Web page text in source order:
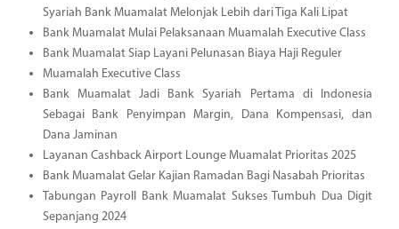
Syariah Bank Muamalat Melonjak Lebih dari Tiga Kali Lipat
Bank Muamalat Mulai Pelaksanaan Muamalah Executive Class
Bank Muamalat Siap Layani Pelunasan Biaya Haji Reguler
Muamalah Executive Class
Bank Muamalat Jadi Bank Syariah Pertama di Indonesia
Sebagai Bank Penyimpan Margin, Dana Kompensasi, dan
Dana Jaminan
Layanan Cashback Airport Lounge Muamalat Prioritas 2025
Bank Muamalat Gelar Kajian Ramadan Bagi Nasabah Prioritas
Tabungan Payroll Bank Muamalat Sukses Tumbuh Dua Digit
Sepanjang 2024